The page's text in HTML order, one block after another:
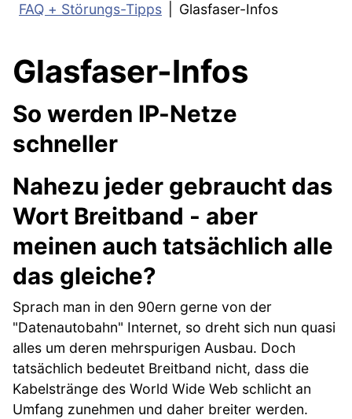
FAQ + Störungs-Tipps
Glasfaser-Infos
Glasfaser-Infos
So werden IP-Netze
schneller
Nahezu jeder gebraucht das
Wort Breitband - aber
meinen auch tatsächlich alle
das gleiche?
Sprach man in den 90ern gerne von der
"Datenautobahn" Internet, so dreht sich nun quasi
alles um deren mehrspurigen Ausbau. Doch
tatsächlich bedeutet Breitband nicht, dass die
Kabelstränge des World Wide Web schlicht an
Umfang zunehmen und daher breiter werden.